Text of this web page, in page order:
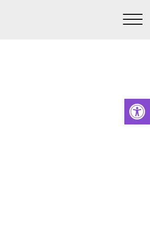
Ouvrir la barre d’outils